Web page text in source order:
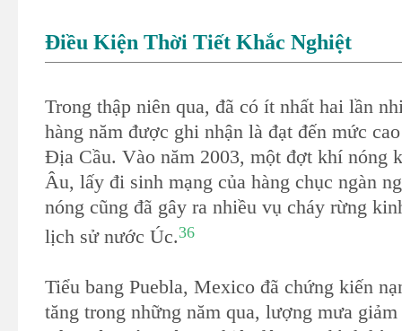
Điều Kiện Thời Tiết Khắc Nghiệt
Trong thập niên qua, đã có ít nhất hai lần
hàng năm được ghi nhận là đạt đến mức
Địa Cầu. Vào năm 2003, một đợt khí nóng
Âu, lấy đi sinh mạng của hàng chục ngàn
nóng cũng đã gây ra nhiều vụ cháy rừng
lịch sử nước Úc.36
Tiểu bang Puebla, Mexico đã chứng kiến
tăng trong những năm qua, lượng mưa